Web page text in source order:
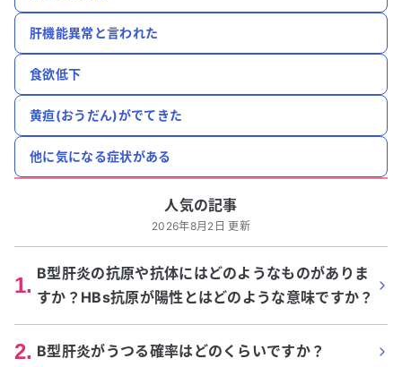
肝機能異常と言われた
食欲低下
黄疸(おうだん)がでてきた
他に気になる症状がある
人気の記事
2026年8月2日 更新
1. B型肝炎の抗原や抗体にはどのようなものがありま
すか？HBs抗原が陽性とはどのような意味ですか？
2. B型肝炎がうつる確率はどのくらいですか？